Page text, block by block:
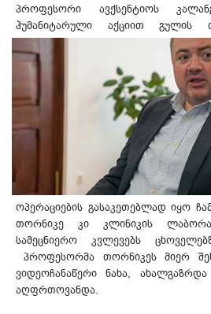
პროფესორი ავქსენტიოს
ჰუმანიტარული აქციით გულის
ოპერაციების გასაკეთებლად იყო
თორნიკე კი კლინიკის
სამეცნიერო კვლევებს
პროფესორმა თორნიკეს მიერ
ვიდეოჩანაწერი ნახა,
აღფრთოვანდა.